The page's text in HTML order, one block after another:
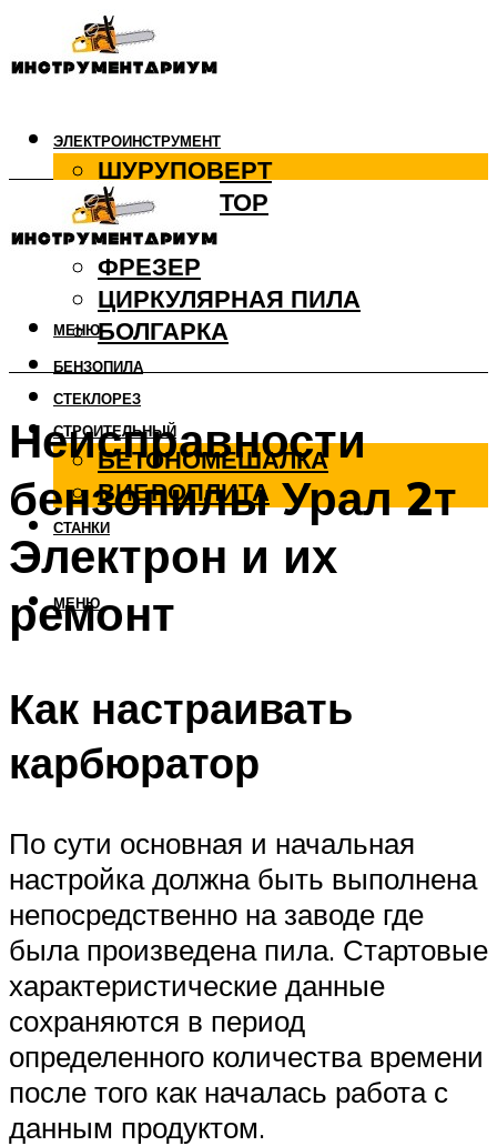
ЭЛЕКТРОИНСТРУМЕНТ
ШУРУПОВЕРТ
ПЕРФОРАТОР
ДРЕЛЬ
ФРЕЗЕР
ЦИРКУЛЯРНАЯ ПИЛА
БОЛГАРКА
БЕНЗОПИЛА
СТЕКЛОРЕЗ
СТРОИТЕЛЬНЫЙ
БЕТОНОМЕШАЛКА
ВИБРОПЛИТА
СТАНКИ
МЕНЮ
МЕНЮ
Неисправности
бензопилы Урал 2т
Электрон и их
ремонт
Как настраивать
карбюратор
По сути основная и начальная
настройка должна быть выполнена
непосредственно на заводе где
была произведена пила. Стартовые
характеристические данные
сохраняются в период
определенного количества времени
после того как началась работа с
данным продуктом.